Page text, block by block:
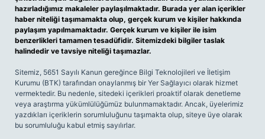
hazırladığımız makaleler paylaşılmaktadır. Burada yer alan içerikler
haber niteliği taşımamakta olup, gerçek kurum ve kişiler hakkında
paylaşım yapılmamaktadır. Gerçek kurum ve kişiler ile isim
benzerlikleri tamamen tesadüfidir. Sitemizdeki bilgiler taslak
halindedir ve tavsiye niteliği taşımazlar.
Sitemiz, 5651 Sayılı Kanun gereğince Bilgi Teknolojileri ve İletişim
Kurumu (BTK) tarafından onaylanmış bir Yer Sağlayıcı olarak hizmet
vermektedir. Bu nedenle, sitedeki içerikleri proaktif olarak denetleme
veya araştırma yükümlülüğümüz bulunmamaktadır. Ancak, üyelerimiz
yazdıkları içeriklerin sorumluluğunu taşımakta olup, siteye üye olarak
bu sorumluluğu kabul etmiş sayılırlar.